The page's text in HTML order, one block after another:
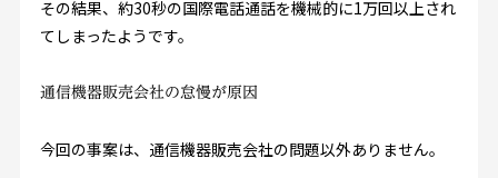
その結果、約30秒の国際電話通話を機械的に1万回以上され
てしまったようです。
通信機器販売会社の怠慢が原因
今回の事案は、通信機器販売会社の問題以外ありません。